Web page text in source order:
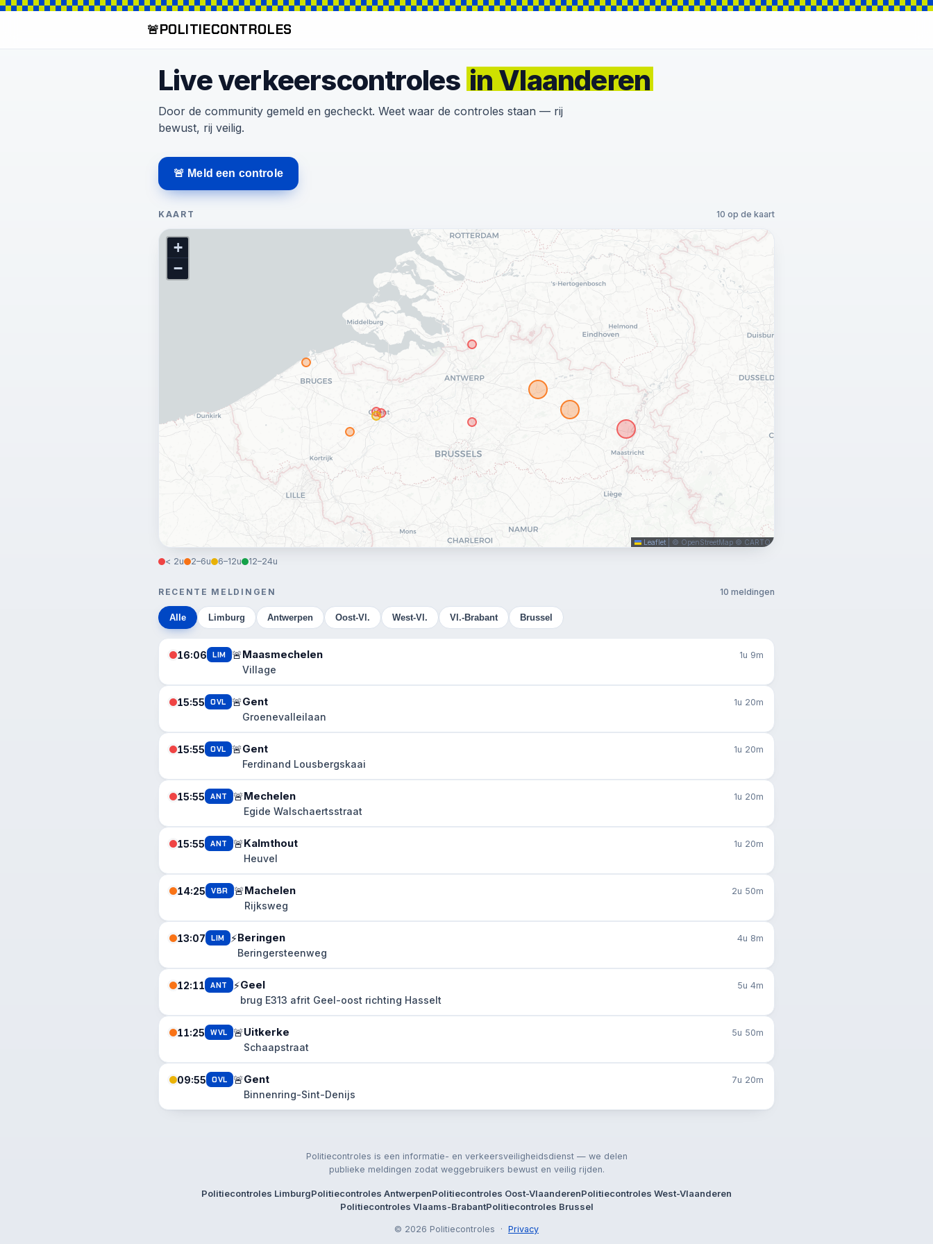
🚨POLITIECONTROLES
Live verkeerscontroles in Vlaanderen
Door de community gemeld en gecheckt. Weet waar de controles staan — rij
bewust, rij veilig.
🚨 Meld een controle
KAART 10 op de kaart
+
−
Leaflet © OpenStreetMap © CARTO
< 2u 2–6u 6–12u 12–24u
RECENTE MELDINGEN 10 meldingen
Alle Limburg Antwerpen Oost-Vl. West-Vl. Vl.-Brabant Brussel
16:06 LIM 🚨Maasmechelen 1u 9m
Village
15:55 OVL 🚨Gent 1u 20m
Groenevalleilaan
15:55 OVL 🚨Gent 1u 20m
Ferdinand Lousbergskaai
15:55 ANT 🚨Mechelen 1u 20m
Egide Walschaertsstraat
15:55 ANT 🚨Kalmthout 1u 20m
Heuvel
14:25 VBR 🚨Machelen 2u 50m
Rijksweg
13:07 LIM ⚡Beringen 4u 8m
Beringersteenweg
12:11 ANT ⚡Geel 5u 4m
brug E313 afrit Geel-oost richting Hasselt
11:25 WVL 🚨Uitkerke 5u 50m
Schaapstraat
09:55 OVL 🚨Gent 7u 20m
Binnenring-Sint-Denijs
Politiecontroles is een informatie- en verkeersveiligheidsdienst — we delen
publieke meldingen zodat weggebruikers bewust en veilig rijden.
Politiecontroles LimburgPolitiecontroles AntwerpenPolitiecontroles Oost-VlaanderenPolitiecontroles West-Vlaanderen
Politiecontroles Vlaams-BrabantPolitiecontroles Brussel
© 2026 Politiecontroles · Privacy